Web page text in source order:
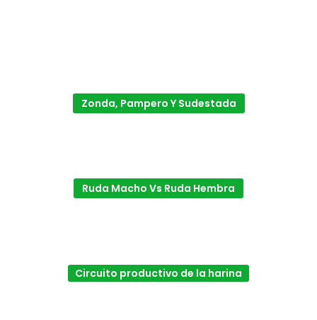
Zonda, Pampero Y Sudestada
Ruda Macho Vs Ruda Hembra
Circuito productivo de la harina